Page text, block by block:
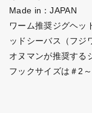
Made in：JAPAN
ワーム推奨ジグヘッ
ッドシーバス（フジ
オヌマンが推奨する
フックサイズは＃2